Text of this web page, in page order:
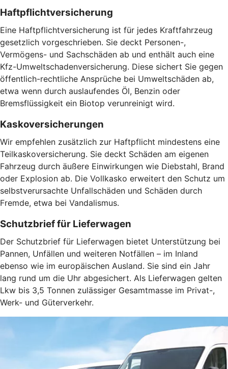
Haftpflichtversicherung
Eine Haftpflichtversicherung ist für jedes Kraftfahrzeug
gesetzlich vorgeschrieben. Sie deckt Personen-,
Vermögens- und Sachschäden ab und enthält auch eine
Kfz-Umweltschadenversicherung. Diese sichert Sie gegen
öffentlich-rechtliche Ansprüche bei Umweltschäden ab,
etwa wenn durch auslaufendes Öl, Benzin oder
Bremsflüssigkeit ein Biotop verunreinigt wird.
Kaskoversicherungen
Wir empfehlen zusätzlich zur Haftpflicht mindestens eine
Teilkaskoversicherung. Sie deckt Schäden am eigenen
Fahrzeug durch äußere Einwirkungen wie Diebstahl, Brand
oder Explosion ab. Die Vollkasko erweitert den Schutz um
selbstverursachte Unfallschäden und Schäden durch
Fremde, etwa bei Vandalismus.
Schutzbrief für Lieferwagen
Der Schutzbrief für Lieferwagen bietet Unterstützung bei
Pannen, Unfällen und weiteren Notfällen – im Inland
ebenso wie im europäischen Ausland. Sie sind ein Jahr
lang rund um die Uhr abgesichert. Als Lieferwagen gelten
Lkw bis 3,5 Tonnen zulässiger Gesamtmasse im Privat-,
Werk- und Güterverkehr.